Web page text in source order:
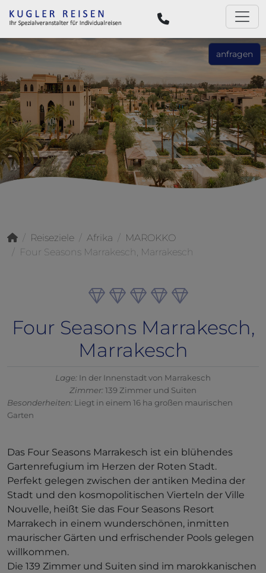
anfragen
Reiseziele Afrika
MAROKKO
Four Seasons Marrakesch, Marrakesch
Four Seasons Marrakesch,
Marrakesch
Lage: In der Innenstadt von Marrakesch
Zimmer:139 Zimmer und Suiten
Besonderheiten: Liegt in einem 16 ha großen maurischen
Garten
Das Four Seasons Marrakesch ist ein blühendes
Gartenrefugium im Herzen der Roten Stadt.
Perfekt gelegen zwischen der antiken Medina der
Stadt und den kosmopolitischen Vierteln der Ville
Nouvelle, heißt Sie das Four Seasons Resort
Marrakech in einem wunderschönen, inmitten
maurischer Gärten und erfrischender Pools gelegen
willkommen.
Die 139 Zimmer und Suiten sind im marokkanischen